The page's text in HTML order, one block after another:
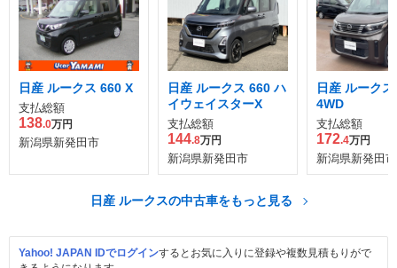
日産 ルークス 660 X
支払総額
138.0万円
新潟県新発田市
日産 ルークス 660 ハ
イウェイスターX
支払総額
144.8万円
新潟県新発田市
日産 ルーク
4WD
支払総額
172.4万円
新潟県新発田市
日産 ルークスの中古車をもっと見る
Yahoo! JAPAN IDでログインするとお気に入りに登録や複数見積もりがで